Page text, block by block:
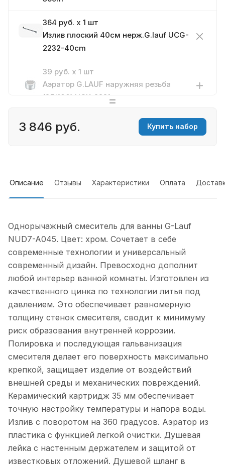
Излив плоский 40см нерж.G.lauf UCG-
2232-40cm
364 руб. x 1 шт
Аэратор G.LAUF наружняя резьба
(25/100) UCK-2221
39 руб. x 1 шт
3 846 руб. Купить набор
Описание Отзывы Характеристики Оплата
Однорычажный смеситель для ванны G-Lauf
NUD7-A045. Цвет: хром. Сочетает в себе
современные технологии и универсальный
современный дизайн. Превосходно дополнит
любой интерьер ванной комнаты. Изготовлен из
качественного цинка по технологии литья под
давлением. Это обеспечивает равномерную
толщину стенок смесителя, сводит к минимуму
риск образования внутренней коррозии.
Полировка и последующая гальванизация
смесителя делает его поверхность максимально
крепкой, защищает изделие от воздействий
внешней среды и механических повреждений.
Керамический картридж 35 мм обеспечивает
точную настройку температуры и напора воды.
Излив с поворотом на 360 градусов. Аэратор из
пластика с функцией легкой очистки. Душевая
лейка с настенным держателем и защитой от
известковых отложений. Душевой шланг в